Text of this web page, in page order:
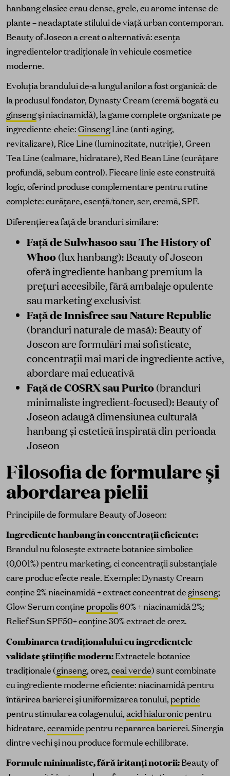
hanbang clasice erau dense, grele, cu arome intense de
plante – neadaptate stilului de viață urban contemporan.
Beauty of Joseon a creat o alternativă: esența
ingredientelor tradiționale în vehicule cosmetice
moderne.
Evoluția brandului de-a lungul anilor a fost organică: de
la produsul fondator, Dynasty Cream (cremă bogată cu
ginsengși niacinamidă), la game complete organizate pe
ingrediente-cheie:GinsengLine (anti-aging,
revitalizare), Rice Line (luminozitate, nutriție), Green
Tea Line (calmare, hidratare), Red Bean Line (curățare
profundă, sebum control). Fiecare linie este construită
logic, oferind produse complementare pentru rutine
complete: curățare, esență/toner, ser, cremă, SPF.
Diferențierea față de branduri similare:
Față de Sulwhasoo sau The History of
Whoo(lux hanbang): Beauty of Joseon
oferă ingrediente hanbang premium la
prețuri accesibile, fără ambalaje opulente
sau marketing exclusivist
Față de Innisfree sau Nature Republic
(branduri naturale de masă): Beauty of
Joseon are formulări mai sofisticate,
concentrații mai mari de ingrediente active,
abordare mai educativă
Față de COSRX sau Purito(branduri
minimaliste ingredient-focused): Beauty of
Joseon adaugă dimensiunea culturală
hanbang și estetică inspirată din perioada
Joseon
Filosofia de formulare și
abordarea pielii
Principiile de formulare Beauty of Joseon:
Ingrediente hanbang în concentrații eficiente:
Brandul nu folosește extracte botanice simbolice
(0,001%) pentru marketing, ci concentrații substanțiale
care produc efecte reale. Exemple: Dynasty Cream
conține 2% niacinamidă + extract concentrat deginseng;
Glow Serum conține propolis60% + niacinamidă 2%;
Relief Sun SPF50+ conține 30% extract de orez.
Combinarea tradiționalului cu ingredientele
validate științific modern:Extractele botanice
tradiționale (ginseng, orez,ceai verde) sunt combinate
cu ingrediente moderne eficiente: niacinamidă pentru
întărirea barierei și uniformizarea tonului, peptide
pentru stimularea colagenului,acid hialuronicpentru
hidratare,ceramide pentru repararea barierei. Sinergia
dintre vechi și nou produce formule echilibrate.
Formule minimaliste, fără iritanți notorii:Beauty of